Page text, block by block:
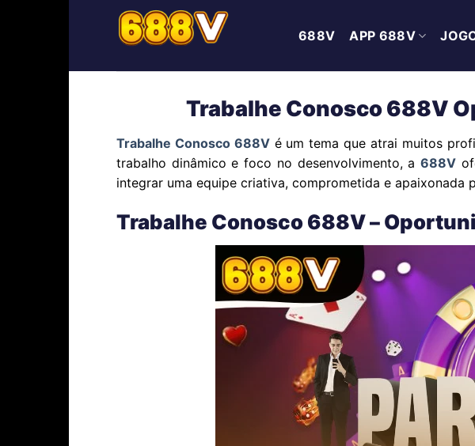
688V APP 688V
Trabalhe Conosco 688V
Trabalhe Conosco 688V é um tema que atrai muitos
trabalho dinâmico e foco no desenvolvimento, a 688V
integrar uma equipe criativa, comprometida e apaixonada
Trabalhe Conosco 688V –